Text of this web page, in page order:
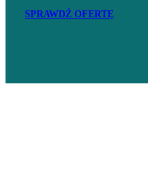
SPRAWDŹ OFERTĘ